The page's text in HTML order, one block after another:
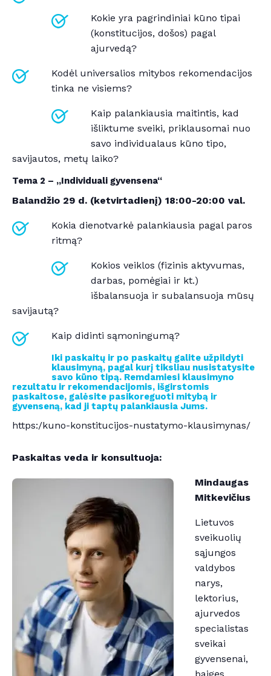
Kokie yra pagrindiniai kūno tipai
(konstitucijos, došos) pagal
ajurvedą?
Kodėl universalios mitybos rekomendacijos
tinka ne visiems?
Kaip palankiausia maitintis, kad
išliktume sveiki, priklausomai nuo
savo individualaus kūno tipo,
savijautos, metų laiko?
Tema 2 – „Individuali gyvensena“
Balandžio 29 d. (ketvirtadienį) 18:00-20:00 val.
Kokia dienotvarkė palankiausia pagal paros
ritmą?
Kokios veiklos (fizinis aktyvumas,
darbas, pomėgiai ir kt.)
išbalansuoja ir subalansuoja mūsų
savijautą?
Kaip didinti sąmoningumą?
Iki paskaitų ir po paskaitų galite užpildyti
klausimyną, pagal kurį tiksliau nusistatysite
savo kūno tipą. Remdamiesi klausimyno
rezultatu ir rekomendacijomis, išgirstomis
paskaitose, galėsite pasikoreguoti mitybą ir
gyvenseną, kad ji taptų palankiausia Jums.
https:/kuno-konstitucijos-nustatymo-klausimynas/
Paskaitas veda ir konsultuoja:
Mindaugas
Mitkevičius
Lietuvos
sveikuolių
sąjungos
valdybos
narys,
lektorius,
ajurvedos
specialistas
sveikai
gyvensenai,